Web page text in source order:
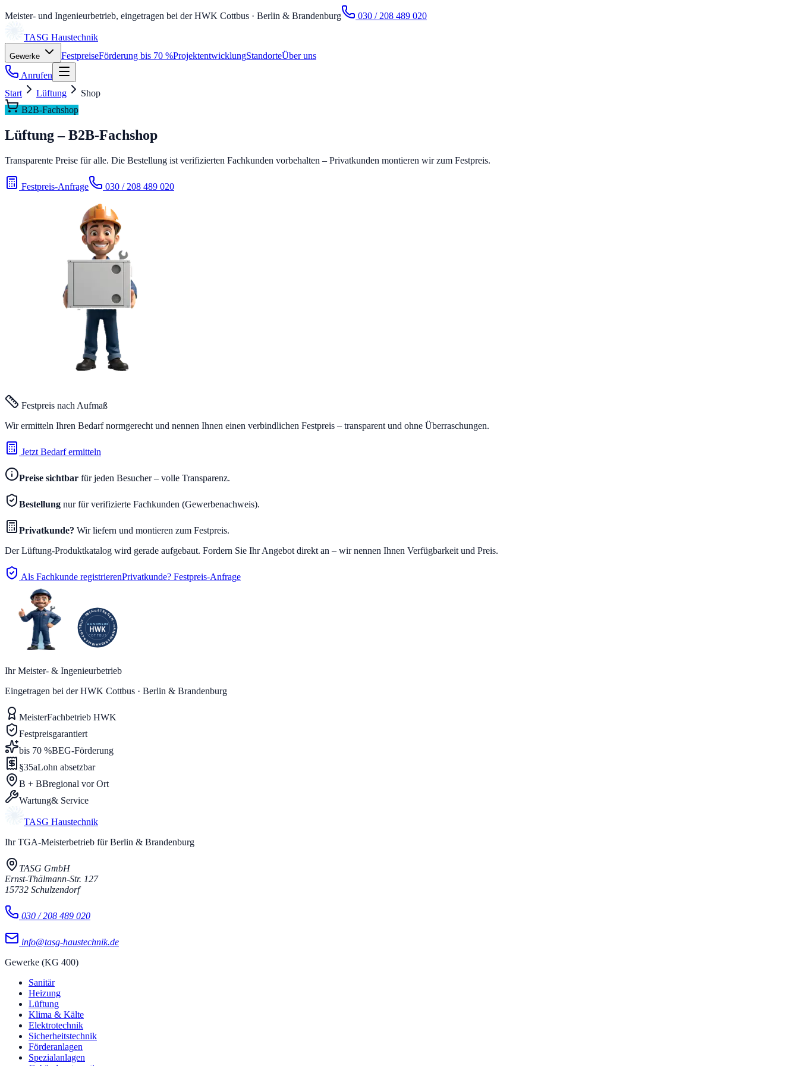
Meister- und Ingenieurbetrieb, eingetragen bei der HWK Cottbus · Berlin & Brandenburg 030 / 208 489 020
TASG Haustechnik
Gewerke FestpreiseFörderung bis 70 %ProjektentwicklungStandorteÜber uns
Anrufen
Start
Lüftung
Shop
B2B-Fachshop
Lüftung – B2B-Fachshop
Transparente Preise für alle. Die Bestellung ist verifizierten Fachkunden vorbehalten – Privatkunden montieren wir zum Festpreis.
Festpreis-Anfrage 030 / 208 489 020
Festpreis nach Aufmaß
Wir ermitteln Ihren Bedarf normgerecht und nennen Ihnen einen verbindlichen Festpreis – transparent und ohne Überraschungen.
Jetzt Bedarf ermitteln
Preise sichtbar für jeden Besucher – volle Transparenz.
Bestellung nur für verifizierte Fachkunden (Gewerbenachweis).
Privatkunde? Wir liefern und montieren zum Festpreis.
DerLüftung-Produktkatalog wird gerade aufgebaut. Fordern Sie Ihr Angebot direkt an – wir nennen Ihnen Verfügbarkeit und Preis.
Als Fachkunde registrierenPrivatkunde? Festpreis-Anfrage
Ihr Meister- & Ingenieurbetrieb
Eingetragen bei der HWK Cottbus · Berlin & Brandenburg
MeisterFachbetrieb HWK
Festpreisgarantiert
bis 70 %BEG-Förderung
§35aLohn absetzbar
B + BBregional vor Ort
Wartung& Service
TASG Haustechnik
Ihr TGA-Meisterbetrieb für Berlin & Brandenburg
TASG GmbH
Ernst-Thälmann-Str. 127
15732 Schulzendorf
030 / 208 489 020
info@tasg-haustechnik.de
Gewerke (KG 400)
Sanitär
Heizung
Lüftung
Klima & Kälte
Elektrotechnik
Sicherheitstechnik
Förderanlagen
Spezialanlagen